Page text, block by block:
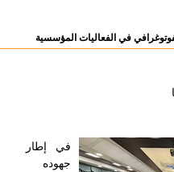
في الفعاليات المؤسسية
في إطار
جهوده